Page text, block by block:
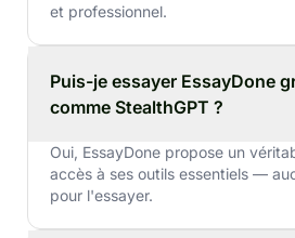
et professionnel.
Puis-je essayer EssayDone
comme StealthGPT ?
Oui, EssayDone propose un
accès à ses outils essentiels —
pour l'essayer.